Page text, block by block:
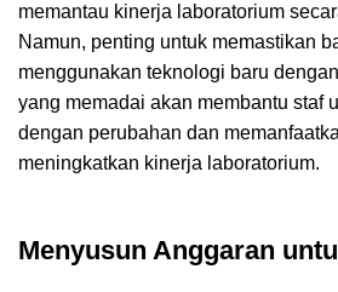
memantau kinerja laboratorium
Namun, penting untuk memastikan
menggunakan teknologi baru
yang memadai akan membantu staf
dengan perubahan dan
meningkatkan kinerja laboratorium.
Menyusun Anggaran